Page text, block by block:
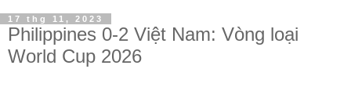
17 thg 11, 2023
Philippines 0-2 Việt Nam: Vòng loại
World Cup 2026